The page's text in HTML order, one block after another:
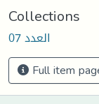
Collections
العدد 07
Full item